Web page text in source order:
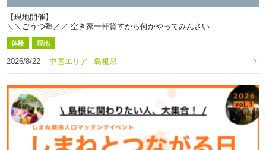
【現地開催】
＼＼ごうつ塾／／ 空き家一軒貸すから何かやってみんさい
体験 現地
2026/8/22 中国エリア 島根県